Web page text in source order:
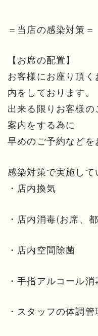
＝当店の感染対策＝
【お席の配置】
お客様にお座り頂
内をしております。
出来る限りお客様
案内をする為に
早めのご予約などを
感染対策で実施して
・店内換気
・店内消毒(お席、
・店内空間除菌
・手指アルコール
・スタッフの体調管